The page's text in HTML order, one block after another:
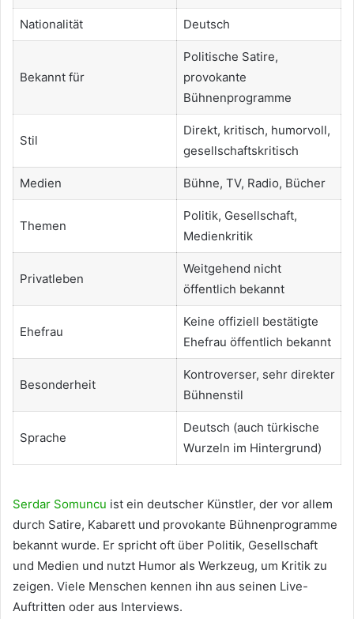
Nationalität Deutsch
Bekannt für
Politische Satire,
provokante
Bühnenprogramme
Stil
Direkt, kritisch, humorvoll,
gesellschaftskritisch
Medien Bühne, TV, Radio, Bücher
Themen
Politik, Gesellschaft,
Medienkritik
Privatleben
Weitgehend nicht
öffentlich bekannt
Ehefrau
Keine offiziell bestätigte
Ehefrau öffentlich bekannt
Besonderheit
Kontroverser, sehr direkter
Bühnenstil
Sprache
Deutsch (auch türkische
Wurzeln im Hintergrund)
Serdar Somuncu ist ein deutscher Künstler, der vor allem
durch Satire, Kabarett und provokante Bühnenprogramme
bekannt wurde. Er spricht oft über Politik, Gesellschaft
und Medien und nutzt Humor als Werkzeug, um Kritik zu
zeigen. Viele Menschen kennen ihn aus seinen Live-
Auftritten oder aus Interviews.